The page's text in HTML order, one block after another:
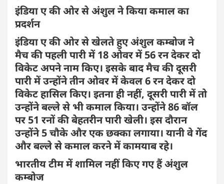
इंडिया ए की ओर से अंशुल ने किया कमाल का
प्रदर्शन
इंडिया ए की ओर से खेलते हुए अंशुल कम्बोज ने
मैच की पहली पारी में 18 ओवर में 56 रन देकर दो
विकेट अपने नाम किए। इसके बाद मैच की दूसरी
पारी में उन्होंने तीन ओवर में केवल 6 रन देकर दो
विकेट हासिल किए। इतना ही नहीं, दूसरी पारी में तो
उन्होंने बल्ले से भी कमाल किया। उन्होंने 86 बॉल
पर 51 रनों की बेहतरीन पारी खेली। इस दौरान
उन्होंने 5 चौके और एक छक्का लगाया। यानी वे गेंद
और बल्ले से कमाल करने में कामयाब रहे।
भारतीय टीम में शामिल नहीं किए गए हैं अंशुल
कम्बोज